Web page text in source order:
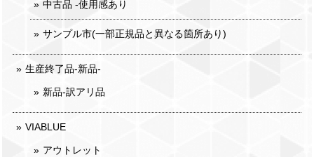
中古品 -使用感あり
サンプル市(一部正規品と異なる箇所あり)
生産終了品-新品-
新品-訳アリ品
VIABLUE
アウトレット